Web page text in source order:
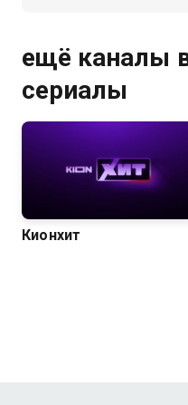
ещё каналы
сериалы
Кионхит